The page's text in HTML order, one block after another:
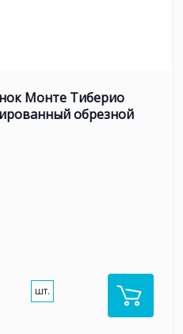
Монте Тиберио
обрезной
шт.